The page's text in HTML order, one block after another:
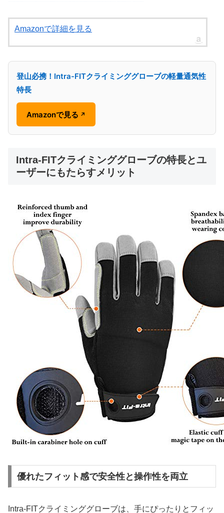
Amazonで詳細を見る
登山必携！Intra-FITクライミンググローブの軽量通気性
特長
Amazonで見る ↗
Intra-FITクライミンググローブの特長とユ
ーザーにもたらすメリット
優れたフィット感で安全性と操作性を両立
Intra-FITクライミンググローブは、手にぴったりとフィッ